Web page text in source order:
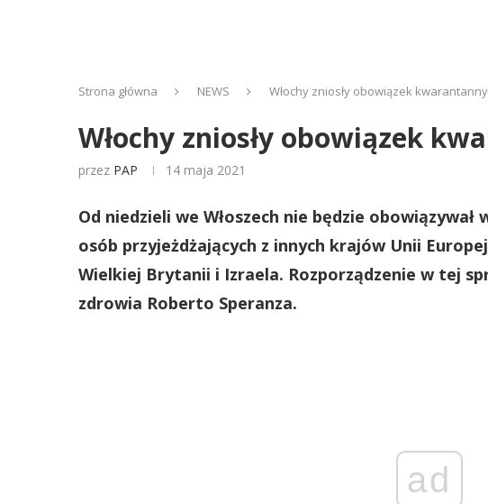
Strona główna NEWS Włochy zniosły obowiązek
Włochy zniosły obowiązek
przez PAP 14 maja 2021
Od niedzieli we Włoszech nie będzie
osób przyjeżdżających z innych krajów Unii
Wielkiej Brytanii i Izraela. Rozporządzenie w tej
zdrowia Roberto Speranza.
ad